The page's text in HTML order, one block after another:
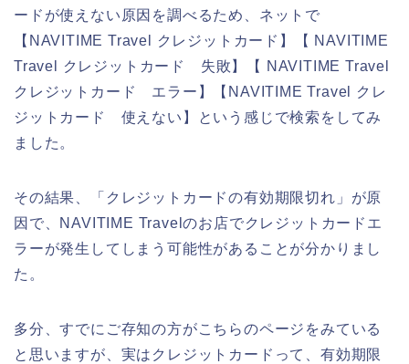
ードが使えない原因を調べるため、ネットで
【NAVITIME Travel クレジットカード】【 NAVITIME
Travel クレジットカード 失敗】【 NAVITIME Travel
クレジットカード エラー】【NAVITIME Travel クレ
ジットカード 使えない】という感じで検索をしてみ
ました。
その結果、「クレジットカードの有効期限切れ」が原
因で、NAVITIME Travelのお店でクレジットカードエ
ラーが発生してしまう可能性があることが分かりまし
た。
多分、すでにご存知の方がこちらのページをみている
と思いますが、実はクレジットカードって、有効期限